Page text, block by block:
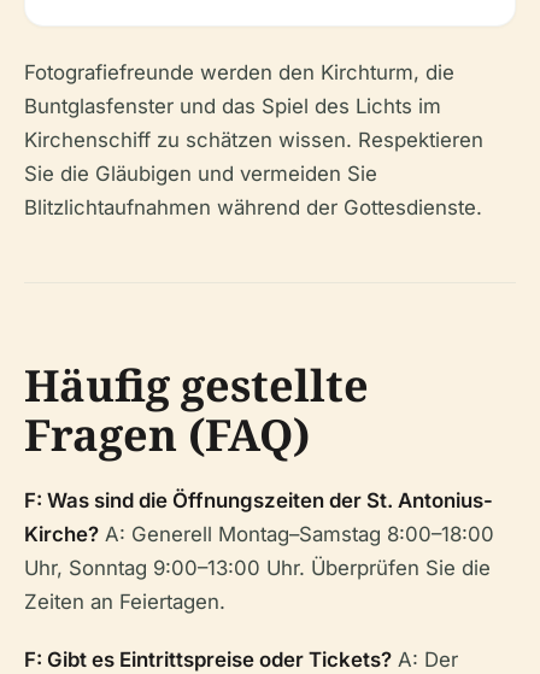
Fotografiefreunde werden den Kirchturm, die
Buntglasfenster und das Spiel des Lichts im
Kirchenschiff zu schätzen wissen. Respektieren
Sie die Gläubigen und vermeiden Sie
Blitzlichtaufnahmen während der Gottesdienste.
Häufig gestellte
Fragen (FAQ)
F: Was sind die Öffnungszeiten der St. Antonius-
Kirche? A: Generell Montag–Samstag 8:00–18:00
Uhr, Sonntag 9:00–13:00 Uhr. Überprüfen Sie die
Zeiten an Feiertagen.
F: Gibt es Eintrittspreise oder Tickets? A: Der